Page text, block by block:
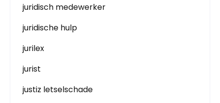
juridisch medewerker
juridische hulp
jurilex
jurist
justiz letselschade